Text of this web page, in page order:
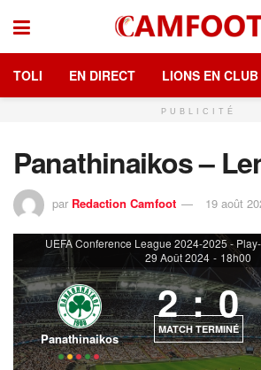
TOLI EN DIRECT LIONS EN CLUB
PUBLICITÉ
Panathinaikos –
par Redaction Camfoot 19 août
UEFA Conference League 2024-2025 -
29 Août 2024 - 18h00
Panathinaikos
2 : 0
MATCH TERMINÉ